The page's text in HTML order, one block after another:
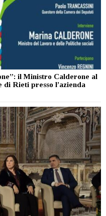
il Ministro Calderone al
di Rieti presso l’azienda